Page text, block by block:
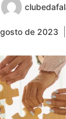
de 2023